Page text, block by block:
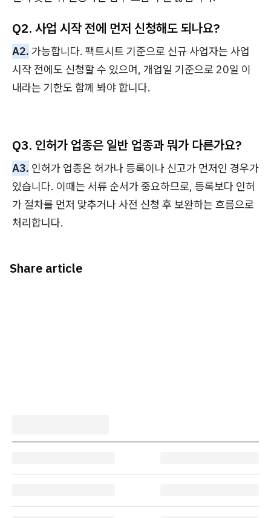
Q2. 사업 시작 전에 먼저 신청해도 되나요?
A2. 가능합니다. 팩트시트 기준으로 신규 사업자는 사업
시작 전에도 신청할 수 있으며, 개업일 기준으로 20일 이
내라는 기한도 함께 봐야 합니다.
Q3. 인허가 업종은 일반 업종과 뭐가 다른가요?
A3. 인허가 업종은 허가나 등록이나 신고가 먼저인 경우가
있습니다. 이때는 서류 순서가 중요하므로, 등록보다 인허
가 절차를 먼저 맞추거나 사전 신청 후 보완하는 흐름으로
처리합니다.
Share article